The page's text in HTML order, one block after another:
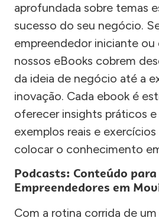
aprofundada sobre temas
sucesso do seu negócio.
empreendedor iniciante ou
nossos eBooks cobrem
da ideia de negócio até a
inovação. Cada ebook é
oferecer insights práticos
exemplos reais e
colocar o conhecimento
Podcasts: Conteúdo para
Empreendedores em
Com a rotina corrida de